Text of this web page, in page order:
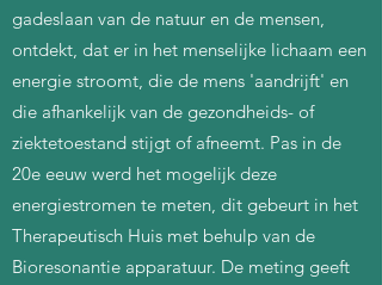
gadeslaan van de natuur en de mensen,
ontdekt, dat er in het menselijke lichaam een
energie stroomt, die de mens 'aandrijft' en
die afhankelijk van de gezondheids- of
ziektetoestand stijgt of afneemt. Pas in de
20e eeuw werd het mogelijk deze
energiestromen te meten, dit gebeurt in het
Therapeutisch Huis met behulp van de
Bioresonantie apparatuur. De meting geeft